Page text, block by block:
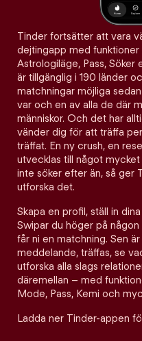
Tinder fortsätter att vara
dejtingapp med
Astrologiläge, Pass,
är tillgänglig i 190 länder
matchningar möjliga
var och en av alla de där
människor. Och det har
vänder dig för att träffa
träffat. En ny crush, en
utvecklas till något
inte söker efter än, så ger
utforska det.
Skapa en profil, ställ in
Swipar du höger på
får ni en matchning. Sen
meddelande, träffas, se
utforska alla slags
däremellan – med
Mode, Pass, Kemi och
Ladda ner Tinder-appen